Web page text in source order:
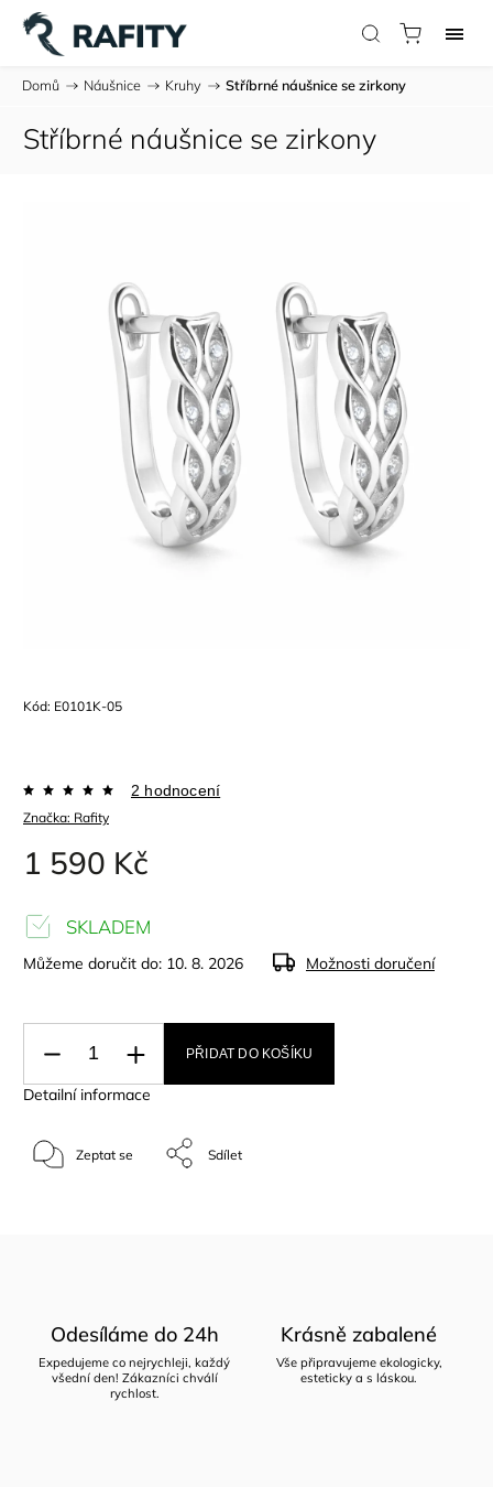
Domů / Náušnice / Kruhy / Stříbrné náušnice se zirkony
Stříbrné náušnice se zirkony
Kód: E0101K-05
Značka: Rafity
2 hodnocení
1 590 Kč
SKLADEM
Můžeme doručit do: 10. 8. 2026 Možnosti doručení
PŘIDAT DO KOŠÍKU
Detailní informace
Zeptat se Sdílet
Odesíláme do 24h
Expedujeme co nejrychleji, každý
všední den! Zákazníci chválí
rychlost.
Krásně zabalené
Vše připravujeme ekologicky,
esteticky a s láskou.